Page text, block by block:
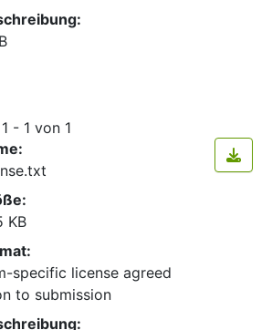
1 - 1 von 1
KB
specific license agreed
to submission